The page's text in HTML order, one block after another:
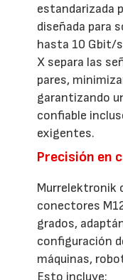
estandarizada
diseñada para
hasta 10 Gbit/
X separa las
pares,
garantizando
confiable
exigentes.
Precisión en
Murrelektronik
conectores
grados,
configuración
máquinas,
Esto incluye: